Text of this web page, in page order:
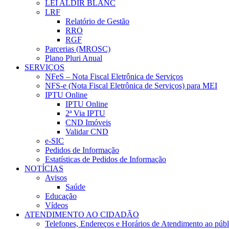
LEI ALDIR BLANC
LRF
Relatório de Gestão
RRO
RGF
Parcerias (MROSC)
Plano Pluri Anual
SERVIÇOS
NFeS – Nota Fiscal Eletrônica de Serviços
NFS-e (Nota Fiscal Eletrônica de Serviços) para MEI
IPTU Online
IPTU Online
2ª Via IPTU
CND Imóveis
Validar CND
e-SIC
Pedidos de Informação
Estatísticas de Pedidos de Informação
NOTÍCIAS
Avisos
Saúde
Educação
Vídeos
ATENDIMENTO AO CIDADÃO
Telefones, Endereços e Horários de Atendimento ao